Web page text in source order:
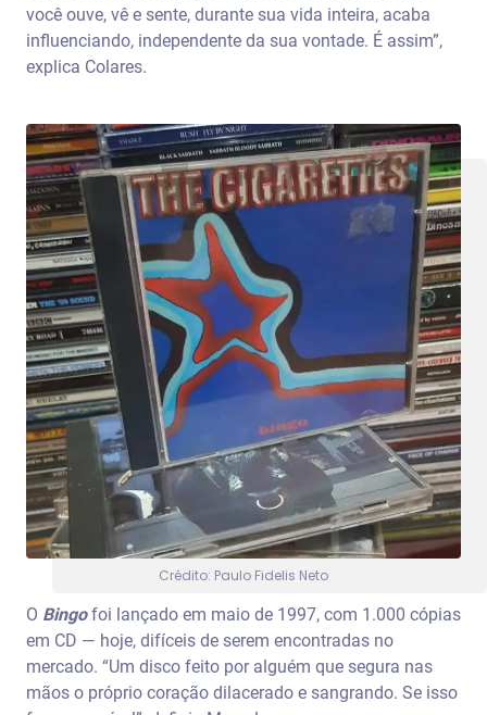
você ouve, vê e sente, durante sua vida inteira, acaba
influenciando, independente da sua vontade. É assim”,
explica Colares.
Crédito: Paulo Fidelis Neto
O Bingofoi lançado em maio de 1997, com 1.000 cópias
em CD — hoje, difíceis de serem encontradas no
mercado. “Um disco feito por alguém que segura nas
mãos o próprio coração dilacerado e sangrando. Se isso